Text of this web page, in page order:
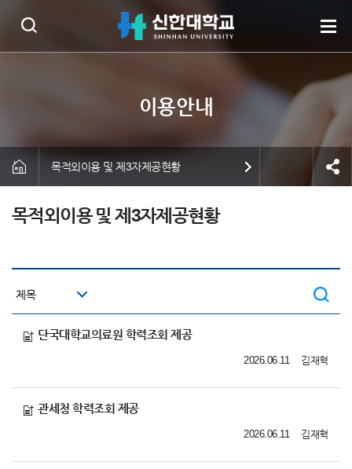
목적외이용 및 제3자제공현황
목적외이용 및 제3자제공현황
단국대학교의료원 학력조회 제공
김재혁
2026.06.11
관세청 학력조회 제공
김재혁
2026.06.11